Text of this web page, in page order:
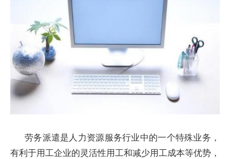
劳务派遣是人力资源服务行业中的一个特殊业务，
有利于用工企业的灵活性用工和减少用工成本等优势，